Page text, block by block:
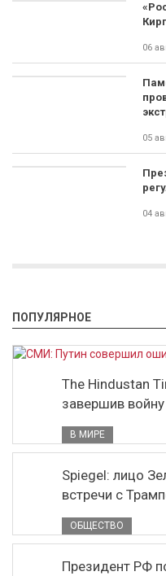
06
05
04
ПОПУЛЯРНОЕ
The Hindustan
завершив
В МИРЕ
Spiegel: лицо
встречи с
ОБЩЕСТВО
Президент РФ